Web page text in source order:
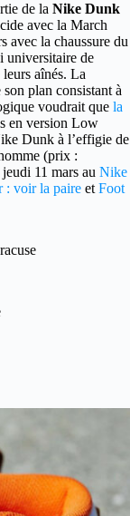
de la Nike Dunk
avec la March
avec la chaussure du
universitaire de
aînés. La
plan consistant à
voudrait que la
en version Low
Dunk à l’effigie de
(prix :
11 mars au Nike
: voir la paire et Foot